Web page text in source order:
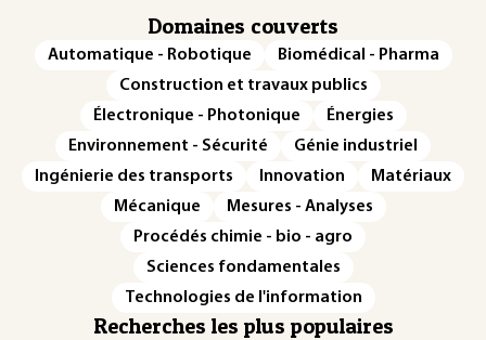
Domaines couverts
Automatique - Robotique
Biomédical - Pharma
Construction et travaux publics
Électronique - Photonique
Énergies
Environnement - Sécurité
Génie industriel
Ingénierie des transports
Innovation
Matériaux
Mécanique
Mesures - Analyses
Procédés chimie - bio - agro
Sciences fondamentales
Technologies de l'information
Recherches les plus populaires